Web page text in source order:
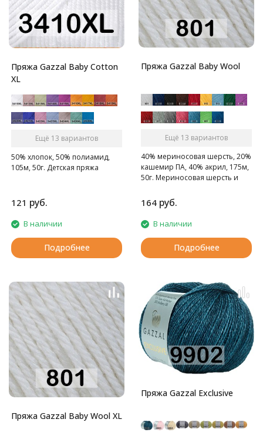
Пряжа Gazzal Baby Cotton
XL
Ещё 13 вариантов
50% хлопок, 50% полиамид,
105м, 50г. Детская пряжа
121 руб.
В наличии
Подробнее
Пряжа Gazzal Baby Wool
Ещё 13 вариантов
40% мериносовая шерсть, 20%
кашемир ПА, 40% акрил, 175м,
50г. Мериносовая шерсть и
сочетание для пряжи на
осенне-зимний сезон!
164 руб.
В наличии
Подробнее
Пряжа Gazzal Baby Wool XL
Пряжа Gazzal Exclusive